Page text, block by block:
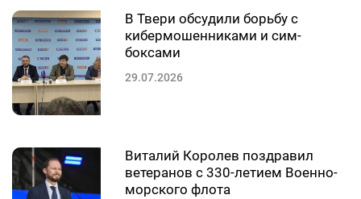
В Твери обсудили борьбу с
кибермошенниками и сим-
боксами
29.07.2026
Виталий Королев поздравил
ветеранов с 330-летием Военно-
морского флота